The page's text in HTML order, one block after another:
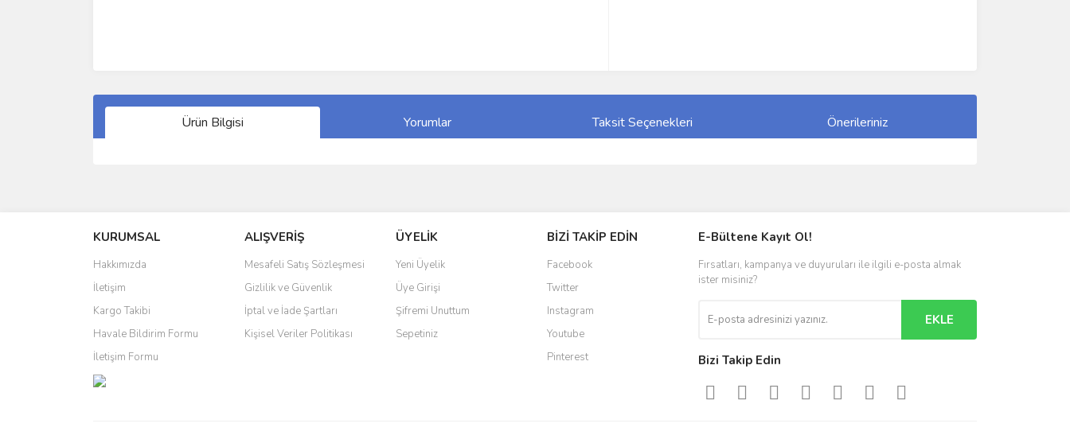
Ürün Bilgisi Yorumlar Taksit Seçenekleri Önerileriniz
Ürün resmi kalitesiz, bozuk veya görüntülenemiyor.
Ürün açıklamasında eksik bilgiler bulunuyor.
Ürün bilgilerinde hatalar bulunuyor.
Ürün fiyatı diğer sitelerden daha pahalı.
Bu ürüne benzer farklı alternatifler olmalı.
KURUMSAL
Hakkımızda
İletişim
Kargo Takibi
Havale Bildirim Formu
İletişim Formu
ALIŞVERİŞ
Mesafeli Satış Sözleşmesi
Gizlilik ve Güvenlik
İptal ve İade Şartları
Kişisel Veriler Politikası
ÜYELİK
Yeni Üyelik
Üye Girişi
Şifremi Unuttum
Sepetiniz
BİZİ TAKİP EDİN
Facebook
Twitter
Instagram
Youtube
Pinterest
E-Bültene Kayıt Ol!
Fırsatları, kampanya ve duyuruları ile ilgili e-posta almak
ister misiniz?
EKLE
Bizi Takip Edin